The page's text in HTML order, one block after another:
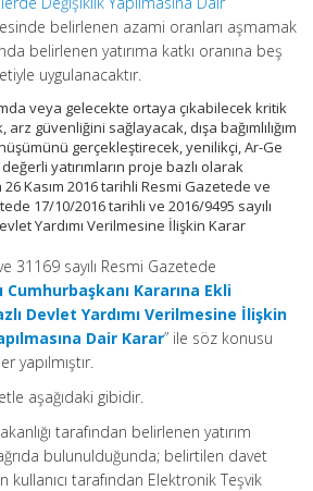
belirlenen azami oranları aşmamak
belirlenen yatırıma katkı oranına beş
uygulanacaktır.
veya gelecekte ortaya çıkabilecek kritik
arz güvenliğini sağlayacak, dışa bağımlılığım
gerçekleştirecek, yenilikçi, Ar-Ge
yatırımların proje bazlı olarak
Kasım 2016 tarihli Resmi Gazetede ve
17/10/2016 tarihli ve 2016/9495 sayılı
Yardımı Verilmesine İlişkin Karar
31169 sayılı Resmi Gazetede
Cumhurbaşkanı Kararına Ekli
Devlet Yardımı Verilmesine İlişkin
Dair Karar” ile söz konusu
yapılmıştır.
aşağıdaki gibidir.
tarafından belirlenen yatırım
bulunulduğunda; belirtilen davet
tarafından Elektronik Teşvik